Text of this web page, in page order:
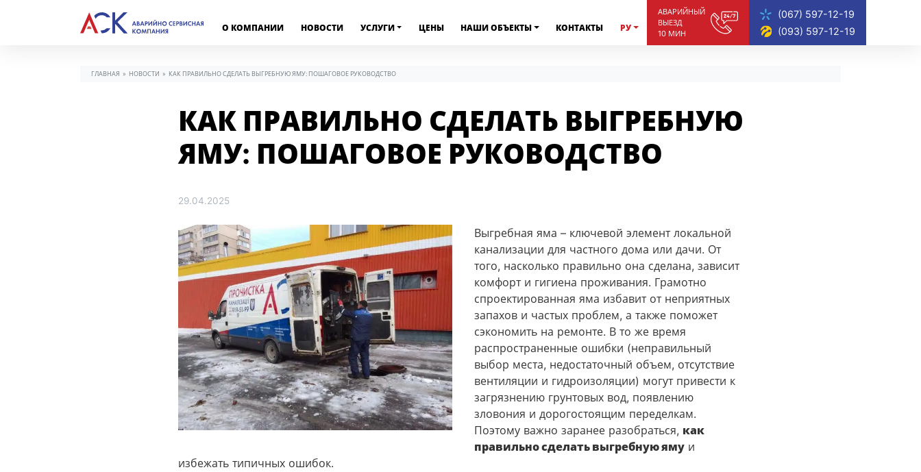
АВАРИЙНЫЙ
ВЫЕЗД
10 МИН
(067) 597-12-19
(093) 597-12-19
О КОМПАНИИ НОВОСТИ УСЛУГИ ЦЕНЫ НАШИ ОБЪЕКТЫ КОНТАКТЫ РУ
ГЛАВНАЯ » НОВОСТИ » КАК ПРАВИЛЬНО СДЕЛАТЬ ВЫГРЕБНУЮ ЯМУ: ПОШАГОВОЕ РУКОВОДСТВО
КАК ПРАВИЛЬНО СДЕЛАТЬ ВЫГРЕБНУЮ
ЯМУ: ПОШАГОВОЕ РУКОВОДСТВО
29.04.2025
Выгребная яма – ключевой элемент локальной
канализации для частного дома или дачи. От
того, насколько правильно она сделана, зависит
комфорт и гигиена проживания. Грамотно
спроектированная яма избавит от неприятных
запахов и частых проблем, а также поможет
сэкономить на ремонте. В то же время
распространенные ошибки (неправильный
выбор места, недостаточный объем, отсутствие
вентиляции и гидроизоляции) могут привести к
загрязнению грунтовых вод, появлению
зловония и дорогостоящим переделкам.
Поэтому важно заранее разобраться, как
правильно сделать выгребную ямуи
избежать типичных ошибок.